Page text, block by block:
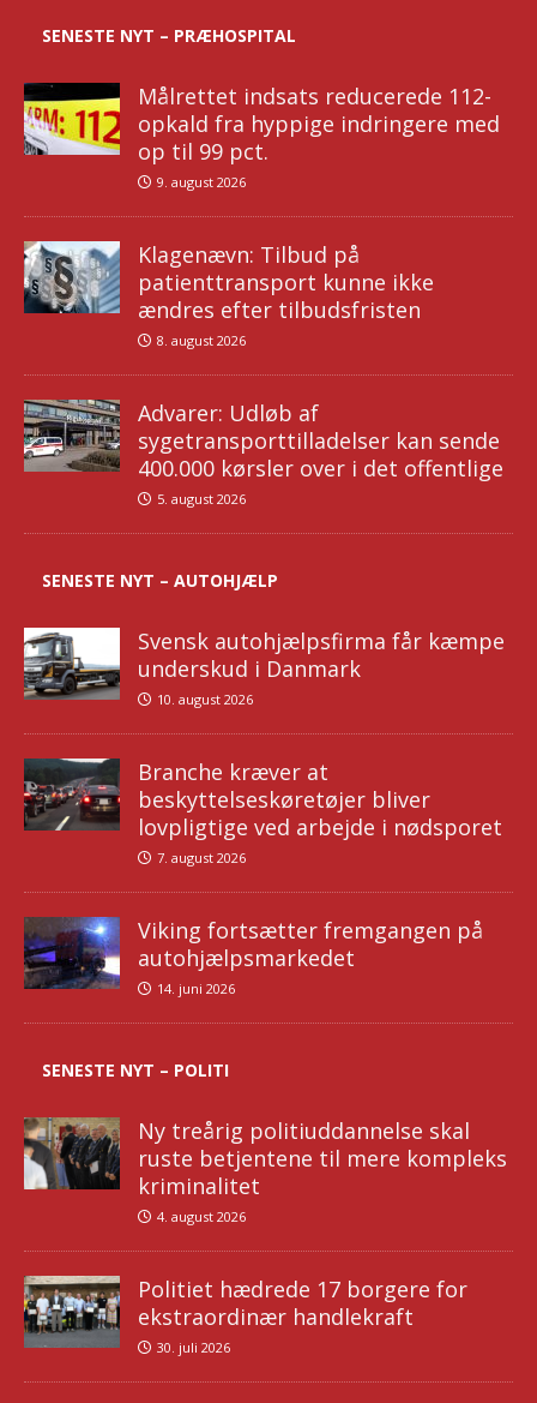
SENESTE NYT – PRÆHOSPITAL
Målrettet indsats reducerede 112-
opkald fra hyppige indringere med
op til 99 pct.
9. august 2026
Klagenævn: Tilbud på
patienttransport kunne ikke
ændres efter tilbudsfristen
8. august 2026
Advarer: Udløb af
sygetransporttilladelser kan sende
400.000 kørsler over i det offentlige
5. august 2026
SENESTE NYT – AUTOHJÆLP
Svensk autohjælpsfirma får kæmpe
underskud i Danmark
10. august 2026
Branche kræver at
beskyttelseskøretøjer bliver
lovpligtige ved arbejde i nødsporet
7. august 2026
Viking fortsætter fremgangen på
autohjælpsmarkedet
14. juni 2026
SENESTE NYT – POLITI
Ny treårig politiuddannelse skal
ruste betjentene til mere kompleks
kriminalitet
4. august 2026
Politiet hædrede 17 borgere for
ekstraordinær handlekraft
30. juli 2026